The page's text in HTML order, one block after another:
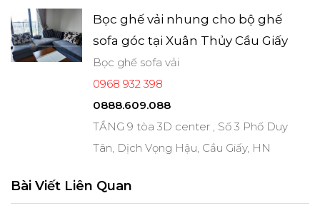
Bọc ghế vải nhung cho bộ ghế
sofa góc tại Xuân Thủy Cầu Giấy
Bọc ghế sofa vải
0968 932 398
0888.609.088
TẦNG 9 tòa 3D center , Số 3 Phố Duy
Tân, Dịch Vọng Hậu, Cầu Giấy, HN
Bài Viết Liên Quan